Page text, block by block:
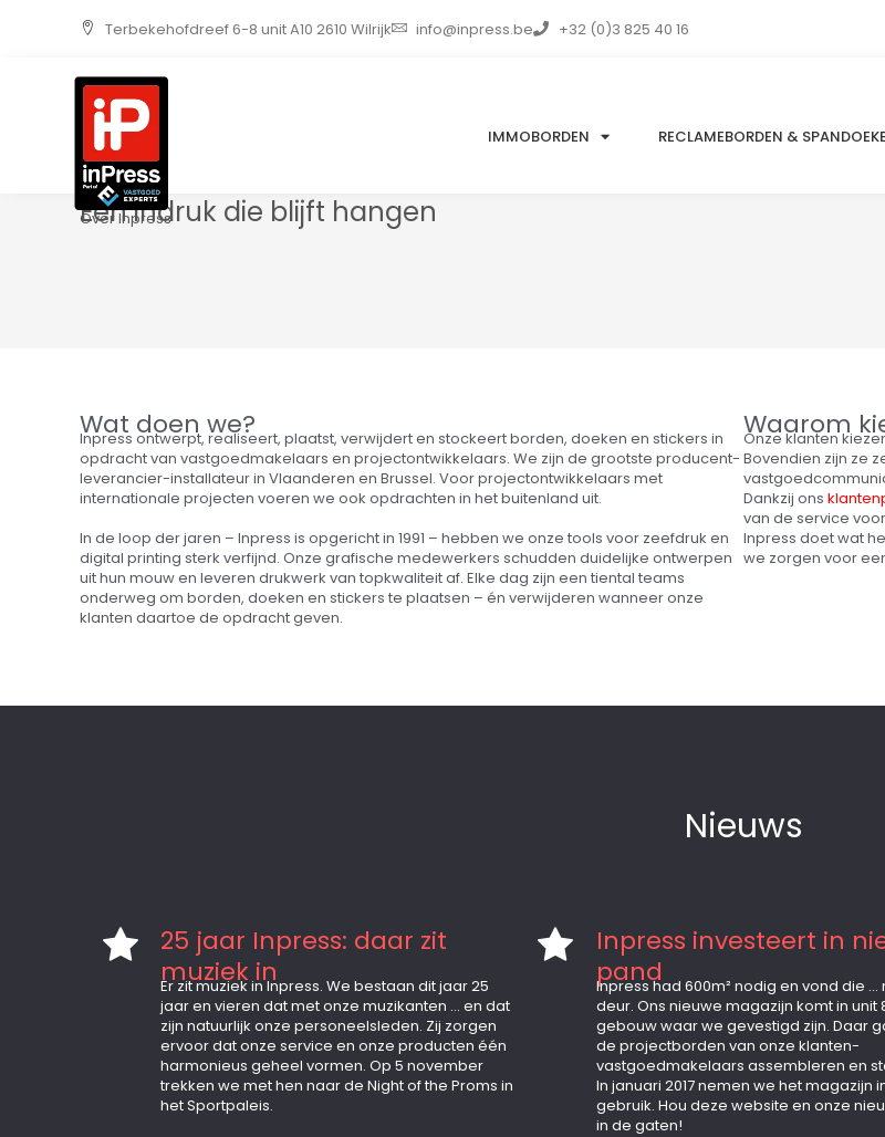
Terbekehofdreef 6-8 unit A10 2610 Wilrijk info@inpress.be +32 (0)3 825 40 16
IMMOBORDEN RECLAMEBORDEN &
Een indruk die blijft hangen
Over Inpress
Wat doen we?
Inpress ontwerpt, realiseert, plaatst, verwijdert en stockeert borden, doeken en stickers in
opdracht van vastgoedmakelaars en projectontwikkelaars. We zijn de grootste producent-
leverancier-installateur in Vlaanderen en Brussel. Voor projectontwikkelaars met
internationale projecten voeren we ook opdrachten in het buitenland uit.
In de loop der jaren – Inpress is opgericht in 1991 – hebben we onze tools voor zeefdruk en
digital printing sterk verfijnd. Onze grafische medewerkers schudden duidelijke ontwerpen
uit hun mouw en leveren drukwerk van topkwaliteit af. Elke dag zijn een tiental teams
onderweg om borden, doeken en stickers te plaatsen – én verwijderen wanneer onze
klanten daartoe de opdracht geven.
Waarom
Onze klanten
Bovendien zijn ze
Dankzij ons
van de service
Inpress doet wat
we zorgen voor
Nieuws
25 jaar Inpress: daar zit
muziek in
Er zit muziek in Inpress. We bestaan dit jaar 25
jaar en vieren dat met onze muzikanten … en dat
zijn natuurlijk onze personeelsleden. Zij zorgen
ervoor dat onze service en onze producten één
harmonieus geheel vormen. Op 5 november
trekken we met hen naar de Night of the Proms in
het Sportpaleis.
Inpress investeert in
pand
Inpress had 600m² nodig en vond die …
deur. Ons nieuwe magazijn komt in unit
gebouw waar we gevestigd zijn. Daar
de projectborden van onze klanten-
vastgoedmakelaars assembleren en
In januari 2017 nemen we het magazijn
gebruik. Hou deze website en onze
in de gaten!